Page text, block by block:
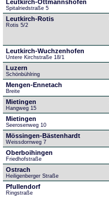
Leutkirch-Ottmannshofen
Spitalriedstraße 5
Leutkirch-Rotis
Rotis 5/2
Leutkirch-Wuchzenhofen
Untere Kirchstraße 18/1
Luzern
Schönbühlring
Mengen-Ennetach
Breite
Mietingen
Hangweg 15
Mietingen
Seerosenweg 10
Mössingen-Bästenhardt
Weissdornweg 7
Oberboihingen
Friedhofstraße
Ostrach
Heiligenberger Straße
Pfullendorf
Ringstraße